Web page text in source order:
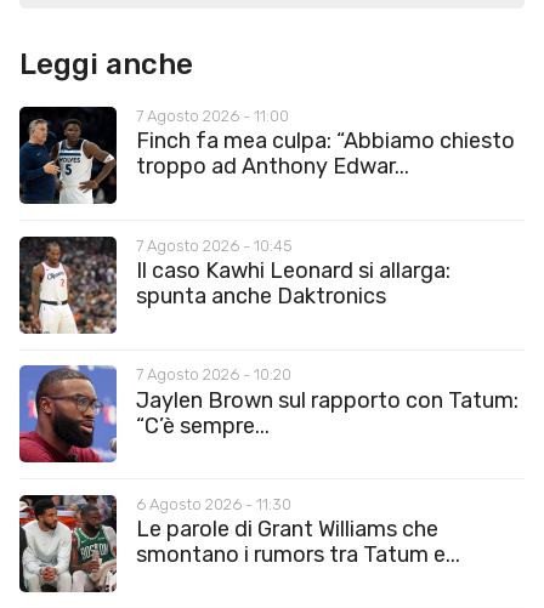
Leggi anche
7 Agosto 2026 - 11:00
Finch fa mea culpa: “Abbiamo chiesto
troppo ad Anthony Edwar...
7 Agosto 2026 - 10:45
Il caso Kawhi Leonard si allarga:
spunta anche Daktronics
7 Agosto 2026 - 10:20
Jaylen Brown sul rapporto con Tatum:
“C’è sempre...
6 Agosto 2026 - 11:30
Le parole di Grant Williams che
smontano i rumors tra Tatum e...